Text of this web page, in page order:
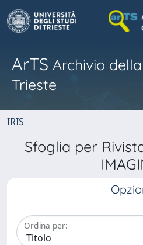
ArTS Archivio
Trieste
IRIS
Sfoglia per
Ordina per: